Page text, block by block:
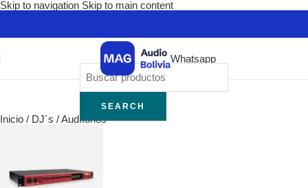
Skip to navigation Skip to main content
Whatsapp
SEARCH
Inicio / DJ´s /Audífonos